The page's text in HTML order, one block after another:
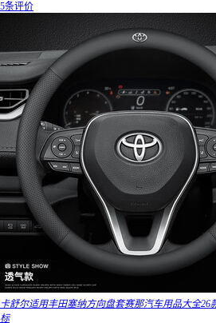
5条评价
卡舒尔适用丰田塞纳方向盘套赛那汽车用品大全26
标